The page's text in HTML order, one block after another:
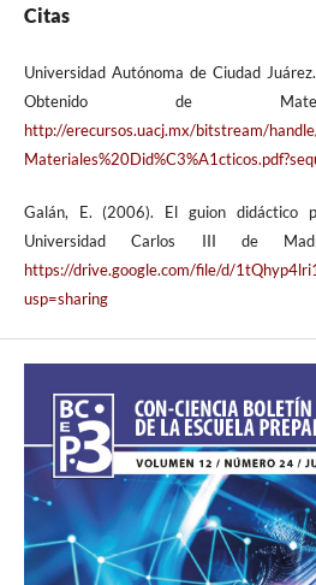
Citas
Universidad Autónoma de Ciudad
Obtenido de
http://erecursos.uacj.mx/bitstream/
Galán, E. (2006). El guion didáctico
Universidad Carlos III de
https://drive.google.com/file/d/
usp=sharing